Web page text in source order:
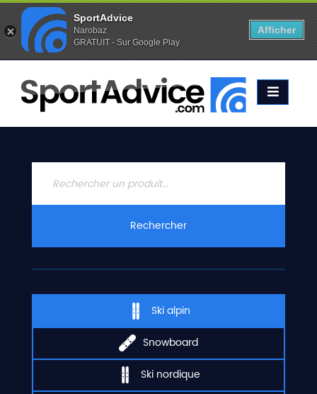
Favoris (0) Alertes (0)
ACCUEIL
SKIS
2020
CONTACT
Rechercher
Ski alpin
Snowboard
Ski nordique
SportAdvice
Narobaz
GRATUIT - Sur Google Play
Afficher